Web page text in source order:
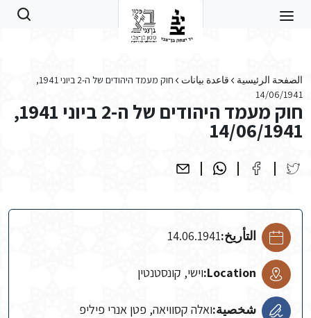
الصفحة الرئيسية قاعدة بيانات
חוק מעמד היהודים של ה-2 ביוני 1941,
14/06/1941
חוק מעמד היהודים של ה-2 ביוני 1941,
14/06/1941
التأريخ:14.06.1941
Location: וישי, קונסטנטין
شخصية:ואלה קסוויאה, פטן אנרי פיליפ